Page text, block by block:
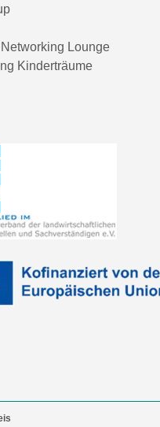
Networking Lounge
Kinderträume